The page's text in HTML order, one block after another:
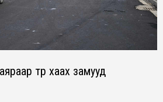
түр хаах замууд